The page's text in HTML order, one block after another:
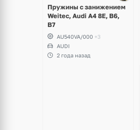
Пружины с занижением
Weitec, Audi A4 8E, B6,
B7
AU540VA/000 +3
AUDI
2 года назад